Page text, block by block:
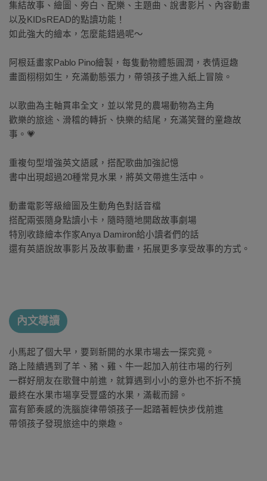
集結故事、繪圖、旁白、配樂、主題曲、說書影片、內容動畫
以及KIDsREAD的點讀功能！
如此強大的繪本，怎麼能錯過呢～
阿根廷畫家Pablo Pino繪製，每隻動物體態圓潤，表情逗趣
畫面栩栩如生，充滿動態張力，帶領孩子進入紙上冒險。
以歌曲為主軸貫串全文，並以常見的農場動物為主角
歡樂的旅途、滑稽的轉折、快樂的結尾，充滿笑聲的童趣故
事。 💗
重複句型增強英文語感，搭配歌曲加強記憶
書中出現超過20種常見水果，將英文帶進生活中。
動畫電影等級繪圖及生動角色對話音檔
搭配兩張隨身點讀小卡，隨時隨地開啟故事劇場
特別收錄繪本作家Anya Damiron給小讀者們的話
還有英語說故事影片及故事動畫，拓展更多享受故事的方式。
內文導讀
小馬起了個大早，要到新開的水果市場去一探究竟。
路上陸續遇到了羊、豬、雞、牛一起加入前往市場的行列
一群好朋友在歌聲中前進，就算遇到小小的意外也不折不撓
最終在水果市場享受豐盛的水果，滿載而歸。
富有節奏感的洗腦旋律帶領孩子一起踏著輕快步伐前進
帶領孩子發現旅途中的樂趣。